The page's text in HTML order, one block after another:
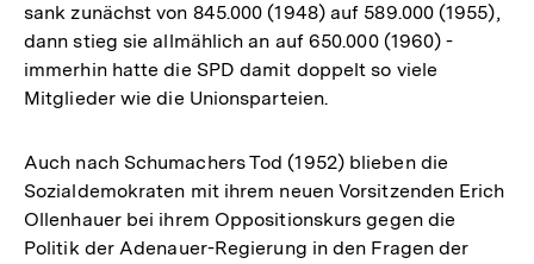
sank zunächst von 845.000 (1948) auf 589.000 (1955),
dann stieg sie allmählich an auf 650.000 (1960) -
immerhin hatte die SPD damit doppelt so viele
Mitglieder wie die Unionsparteien.
Auch nach Schumachers Tod (1952) blieben die
Sozialdemokraten mit ihrem neuen Vorsitzenden Erich
Ollenhauer bei ihrem Oppositionskurs gegen die
Politik der Adenauer-Regierung in den Fragen der